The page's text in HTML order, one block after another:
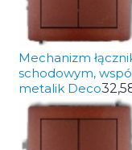
Mechanizm
schodowym,
metalik Deco